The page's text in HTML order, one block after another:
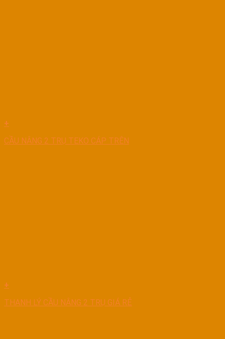
+
CẦU NÂNG 2 TRỤ TEKO CÁP TRÊN
+
THANH LÝ CẦU NÂNG 2 TRỤ GIÁ RẺ